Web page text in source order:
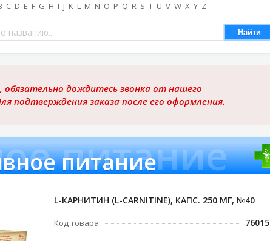
C D E F G H I J K L M N O P Q R S T U V W X Y Z
Найти
дождитесь звонка от нашего
подтверждения заказа после его оформления.
питание
питание
L-КАРНИТИН (L-CARNITINE), КАПС. 250 МГ, №40
Код товара: 76015